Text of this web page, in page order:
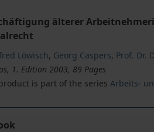
älterer
Löwisch, Georg Caspers, Prof. Dr.
1. Edition 2003, 89 Pages
is part of the seriesArbeits-